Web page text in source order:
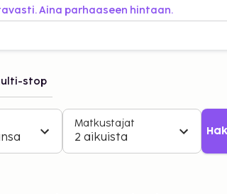
Aina parhaaseen hintaan.
stop
Matkustajat
2 aikuista